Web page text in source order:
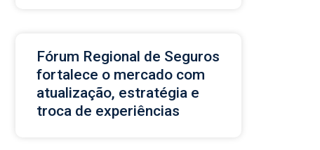
Fórum Regional de Seguros
fortalece o mercado com
atualização, estratégia e
troca de experiências